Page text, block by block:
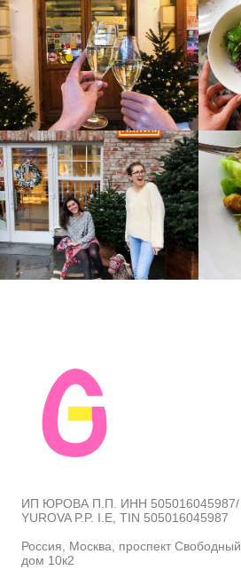
ИП ЮРОВА П.П. ИНН 505016045987/
YUROVA P.P. I.E, TIN 505016045987
Россия, Москва, проспект Свободный,
дом 10к2